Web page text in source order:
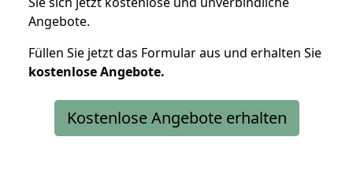
Angebote.
Füllen Sie jetzt das Formular aus und erhalten Sie
kostenloseAngebote.
Kostenlose Angebote erhalten